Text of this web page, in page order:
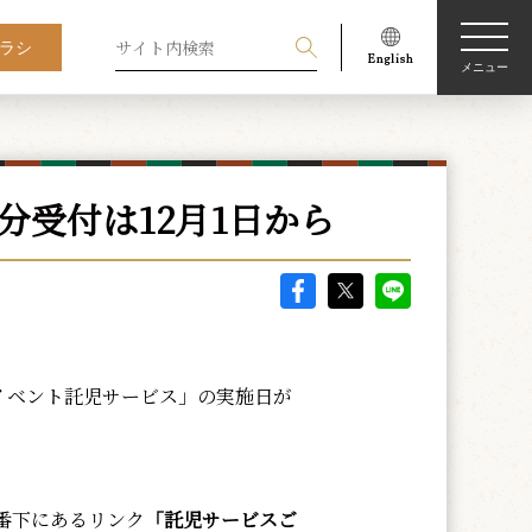
シ
メニュー
受付は12月1日から
ント託児サービス」の実施日が
にあるリンク 「託児サービスご